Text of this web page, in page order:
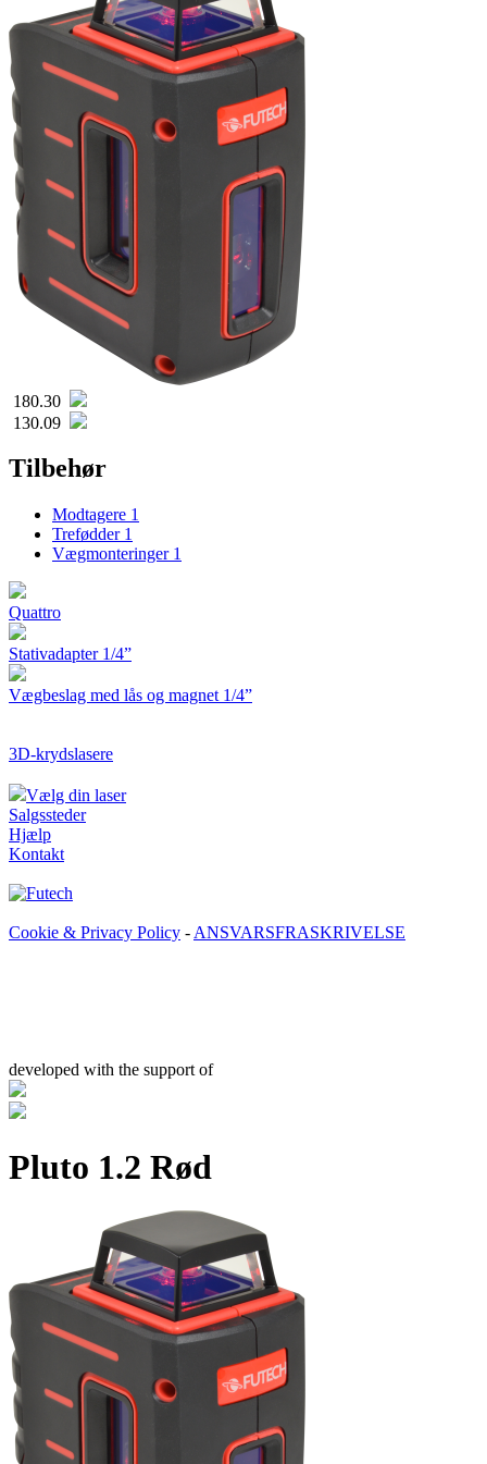
180.30
130.09
Tilbehør
Modtagere 1
Trefødder 1
Vægmonteringer 1
Quattro
Stativadapter 1/4”
Vægbeslag med lås og magnet 1/4”
3D-krydslasere
Vælg din laser
Salgssteder
Hjælp
Kontakt
Cookie & Privacy Policy - ANSVARSFRASKRIVELSE
developed with the support of
Pluto 1.2 Rød